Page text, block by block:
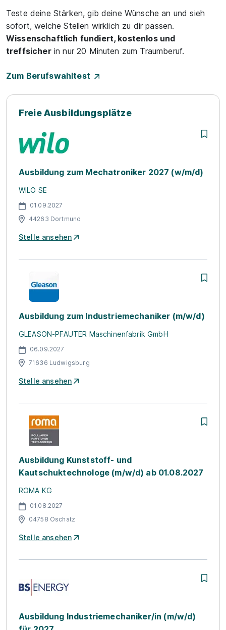
Teste deine Stärken, gib deine Wünsche an und sieh
sofort, welche Stellen wirklich zu dir passen.
Wissenschaftlich fundiert, kostenlos und
treffsicherin nur 20 Minuten zum Traumberuf.
Zum Berufswahltest
Freie Ausbildungsplätze
Ausbildung zum Mechatroniker 2027 (w/m/d)
WILO SE
01.09.2027
44263 Dortmund
Stelle ansehen
Ausbildung zum Industriemechaniker (m/w/d)
GLEASON-PFAUTER Maschinenfabrik GmbH
06.09.2027
71636 Ludwigsburg
Stelle ansehen
Ausbildung Kunststoff- und
Kautschuktechnologe (m/w/d) ab 01.08.2027
ROMA KG
01.08.2027
04758 Oschatz
Stelle ansehen
Ausbildung Industriemechaniker/in (m/w/d)